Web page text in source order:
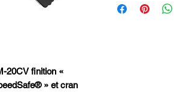
20CV finition «
» et cran